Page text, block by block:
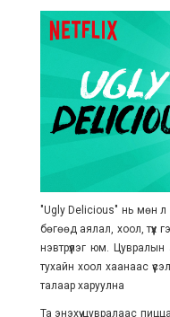
"Ugly Delicious" нь мөн
бөгөөд аялал, хоол, түүх
нэвтрүүлэг юм.
тухайн хоол хаанаас
талаар харуулна
Та энэхүү цувралаас